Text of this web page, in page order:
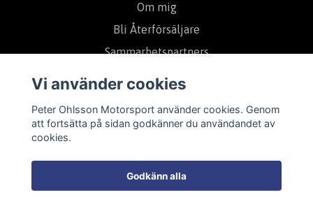
Om mig
Bli Återförsäljare
Sammarbetspartners
Prenumerera på vårt nyhetsbrev
Vi använder cookies
Peter Ohlsson Motorsport använder cookies. Genom
att fortsätta på sidan godkänner du användandet av
cookies.
Godkänn alla